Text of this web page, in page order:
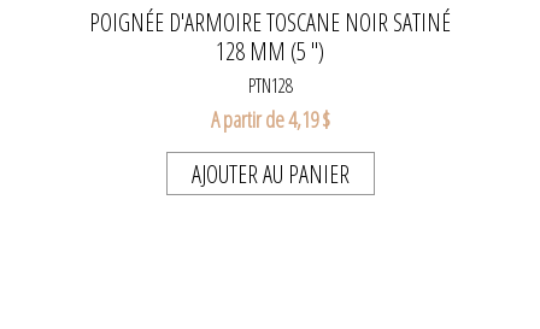
POIGNÉE D'ARMOIRE TOSCANE NOIR SATINÉ
128 MM (5 ")
PTN128
A partir de 4,19 $
AJOUTER AU PANIER